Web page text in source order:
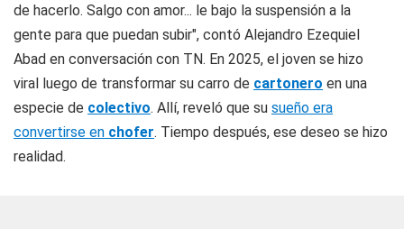
de hacerlo. Salgo con amor... le bajo la suspensión a la
gente para que puedan subir", contó Alejandro Ezequiel
Abad en conversación con TN. En 2025, el joven se hizo
viral luego de transformar su carro de cartonero en una
especie de colectivo. Allí, reveló que su sueño era
convertirse en chofer. Tiempo después, ese deseo se hizo
realidad.